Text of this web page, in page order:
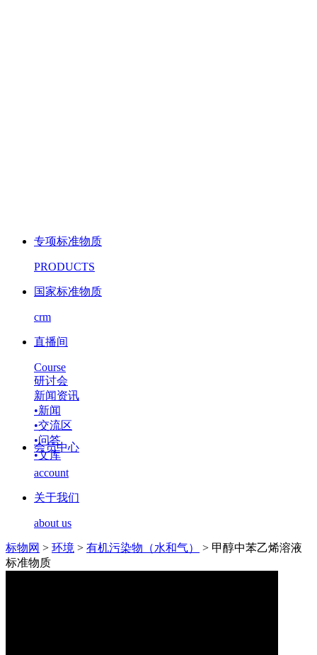
专项标准物质
PRODUCTS
国家标准物质
crm
直播间
Course
研讨会
新闻资讯
•新闻
•交流区
•问答
•文库
会员中心
account
关于我们
about us
标物网 > 环境 > 有机污染物（水和气） > 甲醇中苯乙烯溶液
标准物质